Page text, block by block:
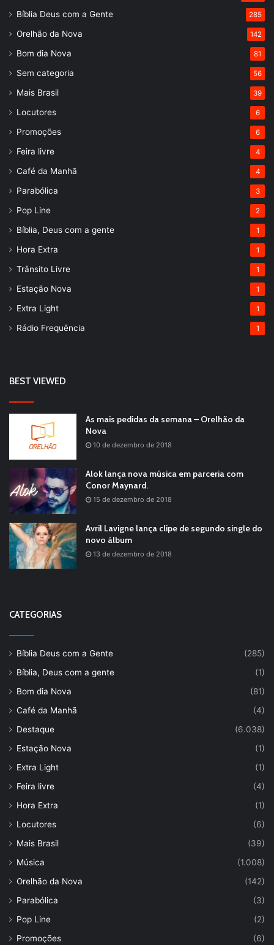
Bíblia Deus com a Gente 285
Orelhão da Nova 142
Bom dia Nova 81
Sem categoria 56
Mais Brasil 39
Locutores 6
Promoções 6
Feira livre 4
Café da Manhã 4
Parabólica 3
Pop Line 2
Bíblia, Deus com a gente 1
Hora Extra 1
Trânsito Livre 1
Estação Nova 1
Extra Light 1
Rádio Frequência 1
BEST VIEWED
As mais pedidas da semana – Orelhão da
Nova
10 de dezembro de 2018
Alok lança nova música em parceria com
Conor Maynard.
15 de dezembro de 2018
Avril Lavigne lança clipe de segundo single do
novo álbum
13 de dezembro de 2018
CATEGORIAS
Bíblia Deus com a Gente
(285)
Bíblia, Deus com a gente
(1)
Bom dia Nova
(81)
Café da Manhã
(4)
Destaque
(6.038)
Estação Nova
(1)
Extra Light
(1)
Feira livre
(4)
Hora Extra
(1)
Locutores
(6)
Mais Brasil
(39)
Música
(1.008)
Orelhão da Nova
(142)
Parabólica
(3)
Pop Line
(2)
Promoções
(6)